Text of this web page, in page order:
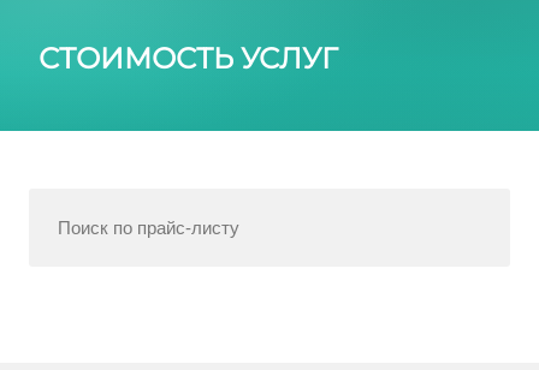
СТОИМОСТЬ УСЛУГ